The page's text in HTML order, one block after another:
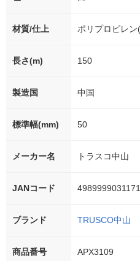
材質/仕上 ポリプロピレン
長さ(m) 150
製造国 中国
標準幅(mm) 50
メーカー名 トラスコ中山
JANコード 4989999031171
ブランド TRUSCO中山
商品番号 APX3109